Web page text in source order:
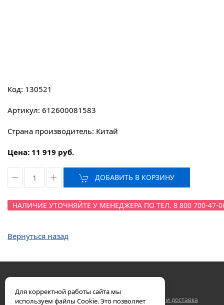
Код: 130521
Артикул: 612600081583
Страна производитель: Китай
Цена: 11 919 руб.
ДОБАВИТЬ В КОРЗИНУ
НАЛИЧИЕ УТОЧНЯЙТЕ У МЕНЕДЖЕРА ПО ТЕЛ. 8 800 700-47-
Вернуться назад
Двигатели ЯМЗ Контакты Гарантия Оплата и доставка
Для корректной работы сайта мы
используем файлы Cookie. Это позволяет